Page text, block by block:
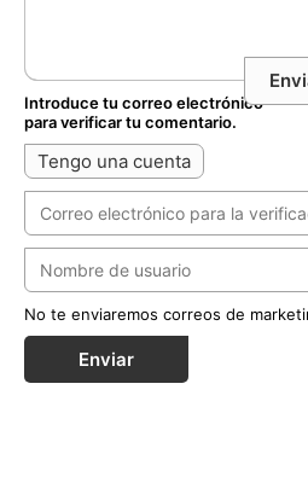
Introduce tu correo electrónico
para verificar tu comentario.
Tengo una cuenta
No te enviaremos correos de
Enviar